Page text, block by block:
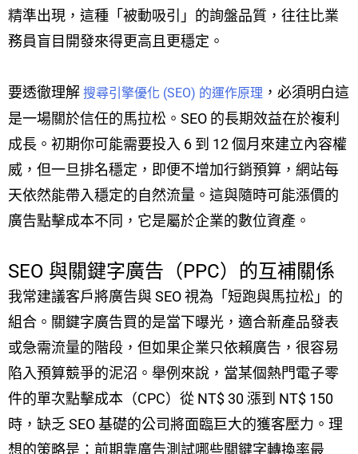
精準出現，這種「被動吸引」的詢盤品質，往往比業
務員盲目開發來得更高且更穩定。
要透徹理解 搜尋引擎優化 (SEO) 的運作原理 ，必須明白這
是一場關於信任的馬拉松。SEO 的長期效益在於複利
成長。初期你可能需要投入 6 到 12 個月來建立內容權
威，但一旦排名穩定，即便不增加行銷預算，網站每
天依然能帶入穩定的自然流量。這與隨時可能漲價的
廣告點擊成本不同，它是屬於企業的數位資產。
SEO 與關鍵字廣告（PPC）的互補關係
我常建議客戶將廣告與 SEO 視為「短跑與馬拉松」的
組合。關鍵字廣告買的是當下曝光，適合新產品發表
或急需流量的階段，但如果企業只依賴廣告，很容易
陷入預算競爭的泥沼。舉例來說，當某個熱門電子零
件的單次點擊成本（CPC）從 NT$ 30 漲到 NT$ 150
時，缺乏 SEO 基礎的公司將面臨巨大的獲客壓力。理
想的策略是：前期靠廣告測試哪些關鍵字轉換率最